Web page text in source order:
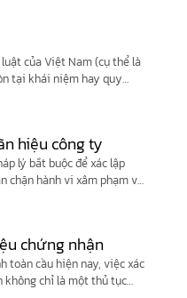
của Việt Nam (cụ thể là
tại khái niệm hay quy
hiệu công ty
lý bắt buộc để xác lập
chặn hành vi xâm phạm và
chứng nhận
toàn cầu hiện nay, việc xác
không chỉ là một thủ tục